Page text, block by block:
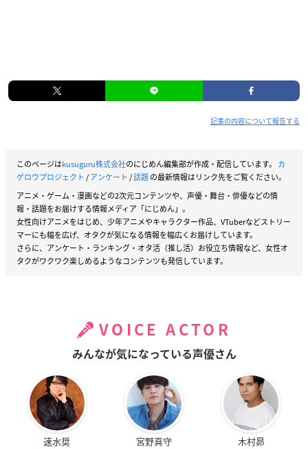
記事の内容について報告する
このページはkusuguru株式会社のにじめん編集部が作成・配信しています。 カ
ゲロウプロジェクト /アンケート /話題の最新情報はリンク先をご覧ください。
アニメ・ゲーム・漫画などの2次元コンテンツや、声優・舞台・俳優などの情
報・話題をお届けする情報メディア「にじめん」。
女性向けアニメをはじめ、少年アニメやキャラクター作品、VTuberなどストリー
マーにも幅を広げ、オタクが気になる情報を幅広くお届けしています。
さらに、アンケート・ランキング・オタ活（推し活）お役立ち情報など、女性オ
タクがワクワク楽しめるようなコンテンツも発信しています。
VOICE ACTOR
みんなが気になっている声優さん
速水奨 宮野真守 木村昴